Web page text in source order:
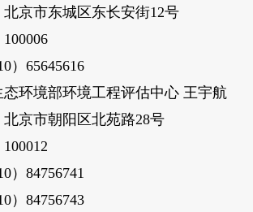
市东城区东长安街12号
65645616
境部环境工程评估中心 王宇航
市朝阳区北苑路28号
84756741
84756743